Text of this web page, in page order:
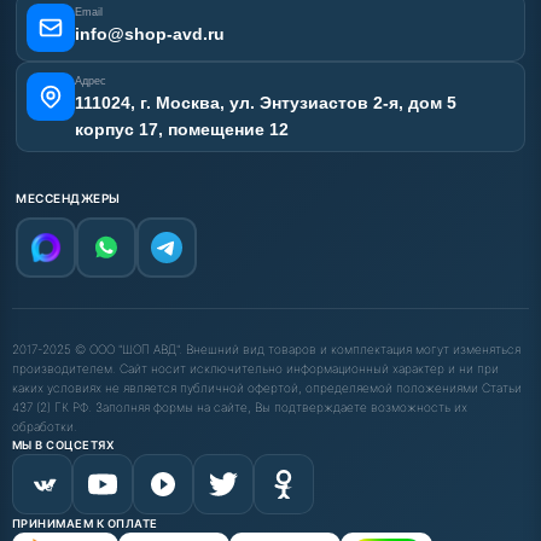
Карта сайта
Email
info@shop-avd.ru
Адрес
111024, г. Москва, ул. Энтузиастов 2-я, дом 5
корпус 17, помещение 12
МЕССЕНДЖЕРЫ
2017-2025 © ООО "ШОП АВД". Внешний вид товаров и комплектация могут изменяться
производителем. Сайт носит исключительно информационный характер и ни при
каких условиях не является публичной офертой, определяемой положениями Статьи
437 (2) ГК РФ. Заполняя формы на сайте, Вы подтверждаете возможность их
обработки.
МЫ В СОЦСЕТЯХ
ПРИНИМАЕМ К ОПЛАТЕ